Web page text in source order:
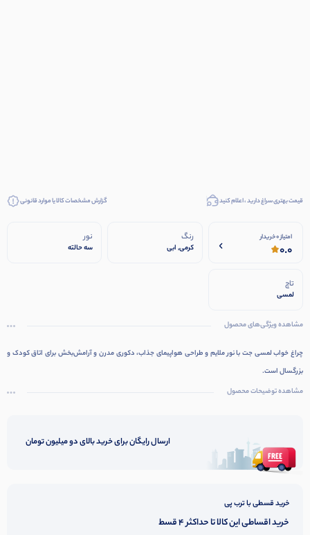
قیمت بهتری سراغ دارید ، اعلام کنید گزارش مشخصات کالا یا موارد قانونی
امتیاز 0 خریدار
0.0
رنگ
کرمی, ابی
نور
سه حالته
تاچ
لمسی
مشاهده ویژگی‌های محصول
چراغ خواب لمسی جت با نور ملایم و طراحی هواپیمای جذاب، دکوری مدرن و آرامش‌بخش برای اتاق کودک و
بزرگسال است.
مشاهده توضیحات محصول
ارسال رایگان برای خرید بالای دو میلیون تومان
خرید قسطی با ترب پی
خرید اقساطی این کالا تا حداکثر 4 قسط